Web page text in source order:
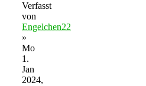
Verfasst
von
Engelchen22
»
Mo
1.
Jan
2024,